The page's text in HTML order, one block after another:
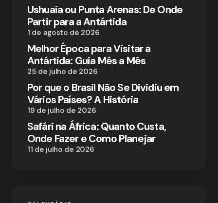
Ushuaia ou Punta Arenas: De Onde
Partir para a Antártida
1 de agosto de 2026
Melhor Época para Visitar a
Antártida: Guia Mês a Mês
25 de julho de 2026
Por que o Brasil Não Se Dividiu em
Vários Países? A História
19 de julho de 2026
Safári na África: Quanto Custa,
Onde Fazer e Como Planejar
11 de julho de 2026